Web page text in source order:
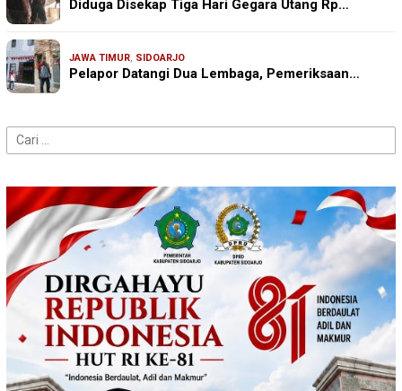
Diduga Disekap Tiga Hari Gegara Utang Rp…
JAWA TIMUR, SIDOARJO
Pelapor Datangi Dua Lembaga, Pemeriksaan…
Cari
untuk: